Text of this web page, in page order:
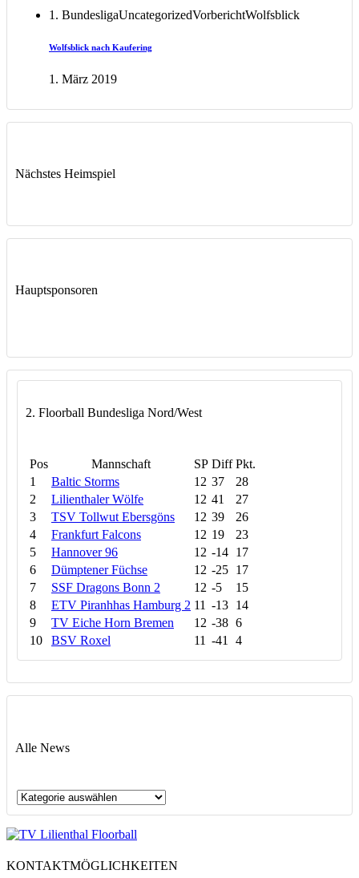
1. BundesligaUncategorizedVorberichtWolfsblick
Wolfsblick nach Kaufering
1. März 2019
Nächstes Heimspiel
Hauptsponsoren
2. Floorball Bundesliga Nord/West
Pos Mannschaft SP Diff Pkt.
1
Baltic Storms 12 37
28
2
Lilienthaler Wölfe 12 41
27
3
TSV Tollwut Ebersgöns 12 39
26
4
Frankfurt Falcons 12 19
23
5
Hannover 96 12 -14 17
6
Dümptener Füchse 12 -25 17
7
SSF Dragons Bonn 2 12 -5
15
8
ETV Piranhhas Hamburg 2 11 -13 14
9
TV Eiche Horn Bremen 12 -38 6
10
BSV Roxel 11 -41 4
Alle News
Alle
KONTAKTMÖGLICHKEITEN